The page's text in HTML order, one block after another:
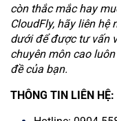
còn thắc mắc hay
CloudFly, hãy liên
dưới để được tư vấn
chuyên môn cao
đề của bạn.
THÔNG TIN LIÊN HỆ: